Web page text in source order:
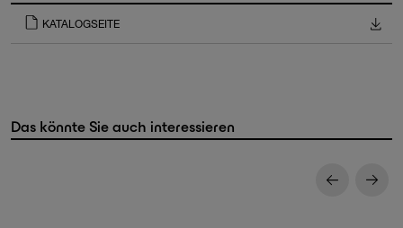
KATALOGSEITE
Das könnte Sie auch interessieren